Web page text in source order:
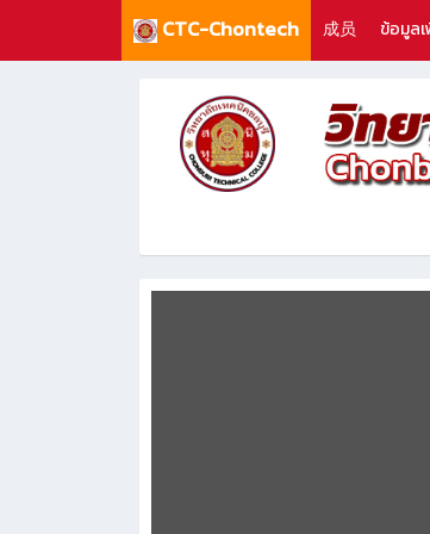
CTC-Chontech 成员 ข้อมูล